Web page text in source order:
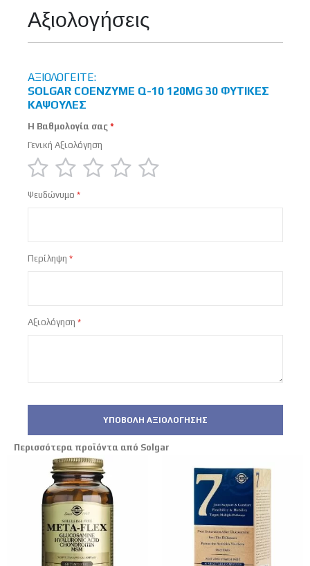
Αξιολογήσεις
ΑΞΙΟΛΟΓΕΊΤΕ:
SOLGAR COENZYME Q-10 120MG 30 ΦΥΤΙΚΈΣ
ΚΆΨΟΥΛΕΣ
Η Βαθμολογία σας
Γενική Αξιολόγηση
star
stars
stars
stars
stars
Ψευδώνυμο
Περίληψη
Αξιολόγηση
ΥΠΟΒΟΛΉ ΑΞΙΟΛΌΓΗΣΗΣ
Περισσότερα προϊόντα από Solgar